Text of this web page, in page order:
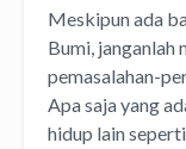
Meskipun ada
Bumi,
pemasalahan-
Apa saja yang
hidup lain